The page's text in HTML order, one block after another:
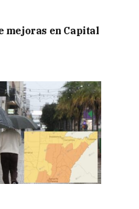
mejoras en Capital